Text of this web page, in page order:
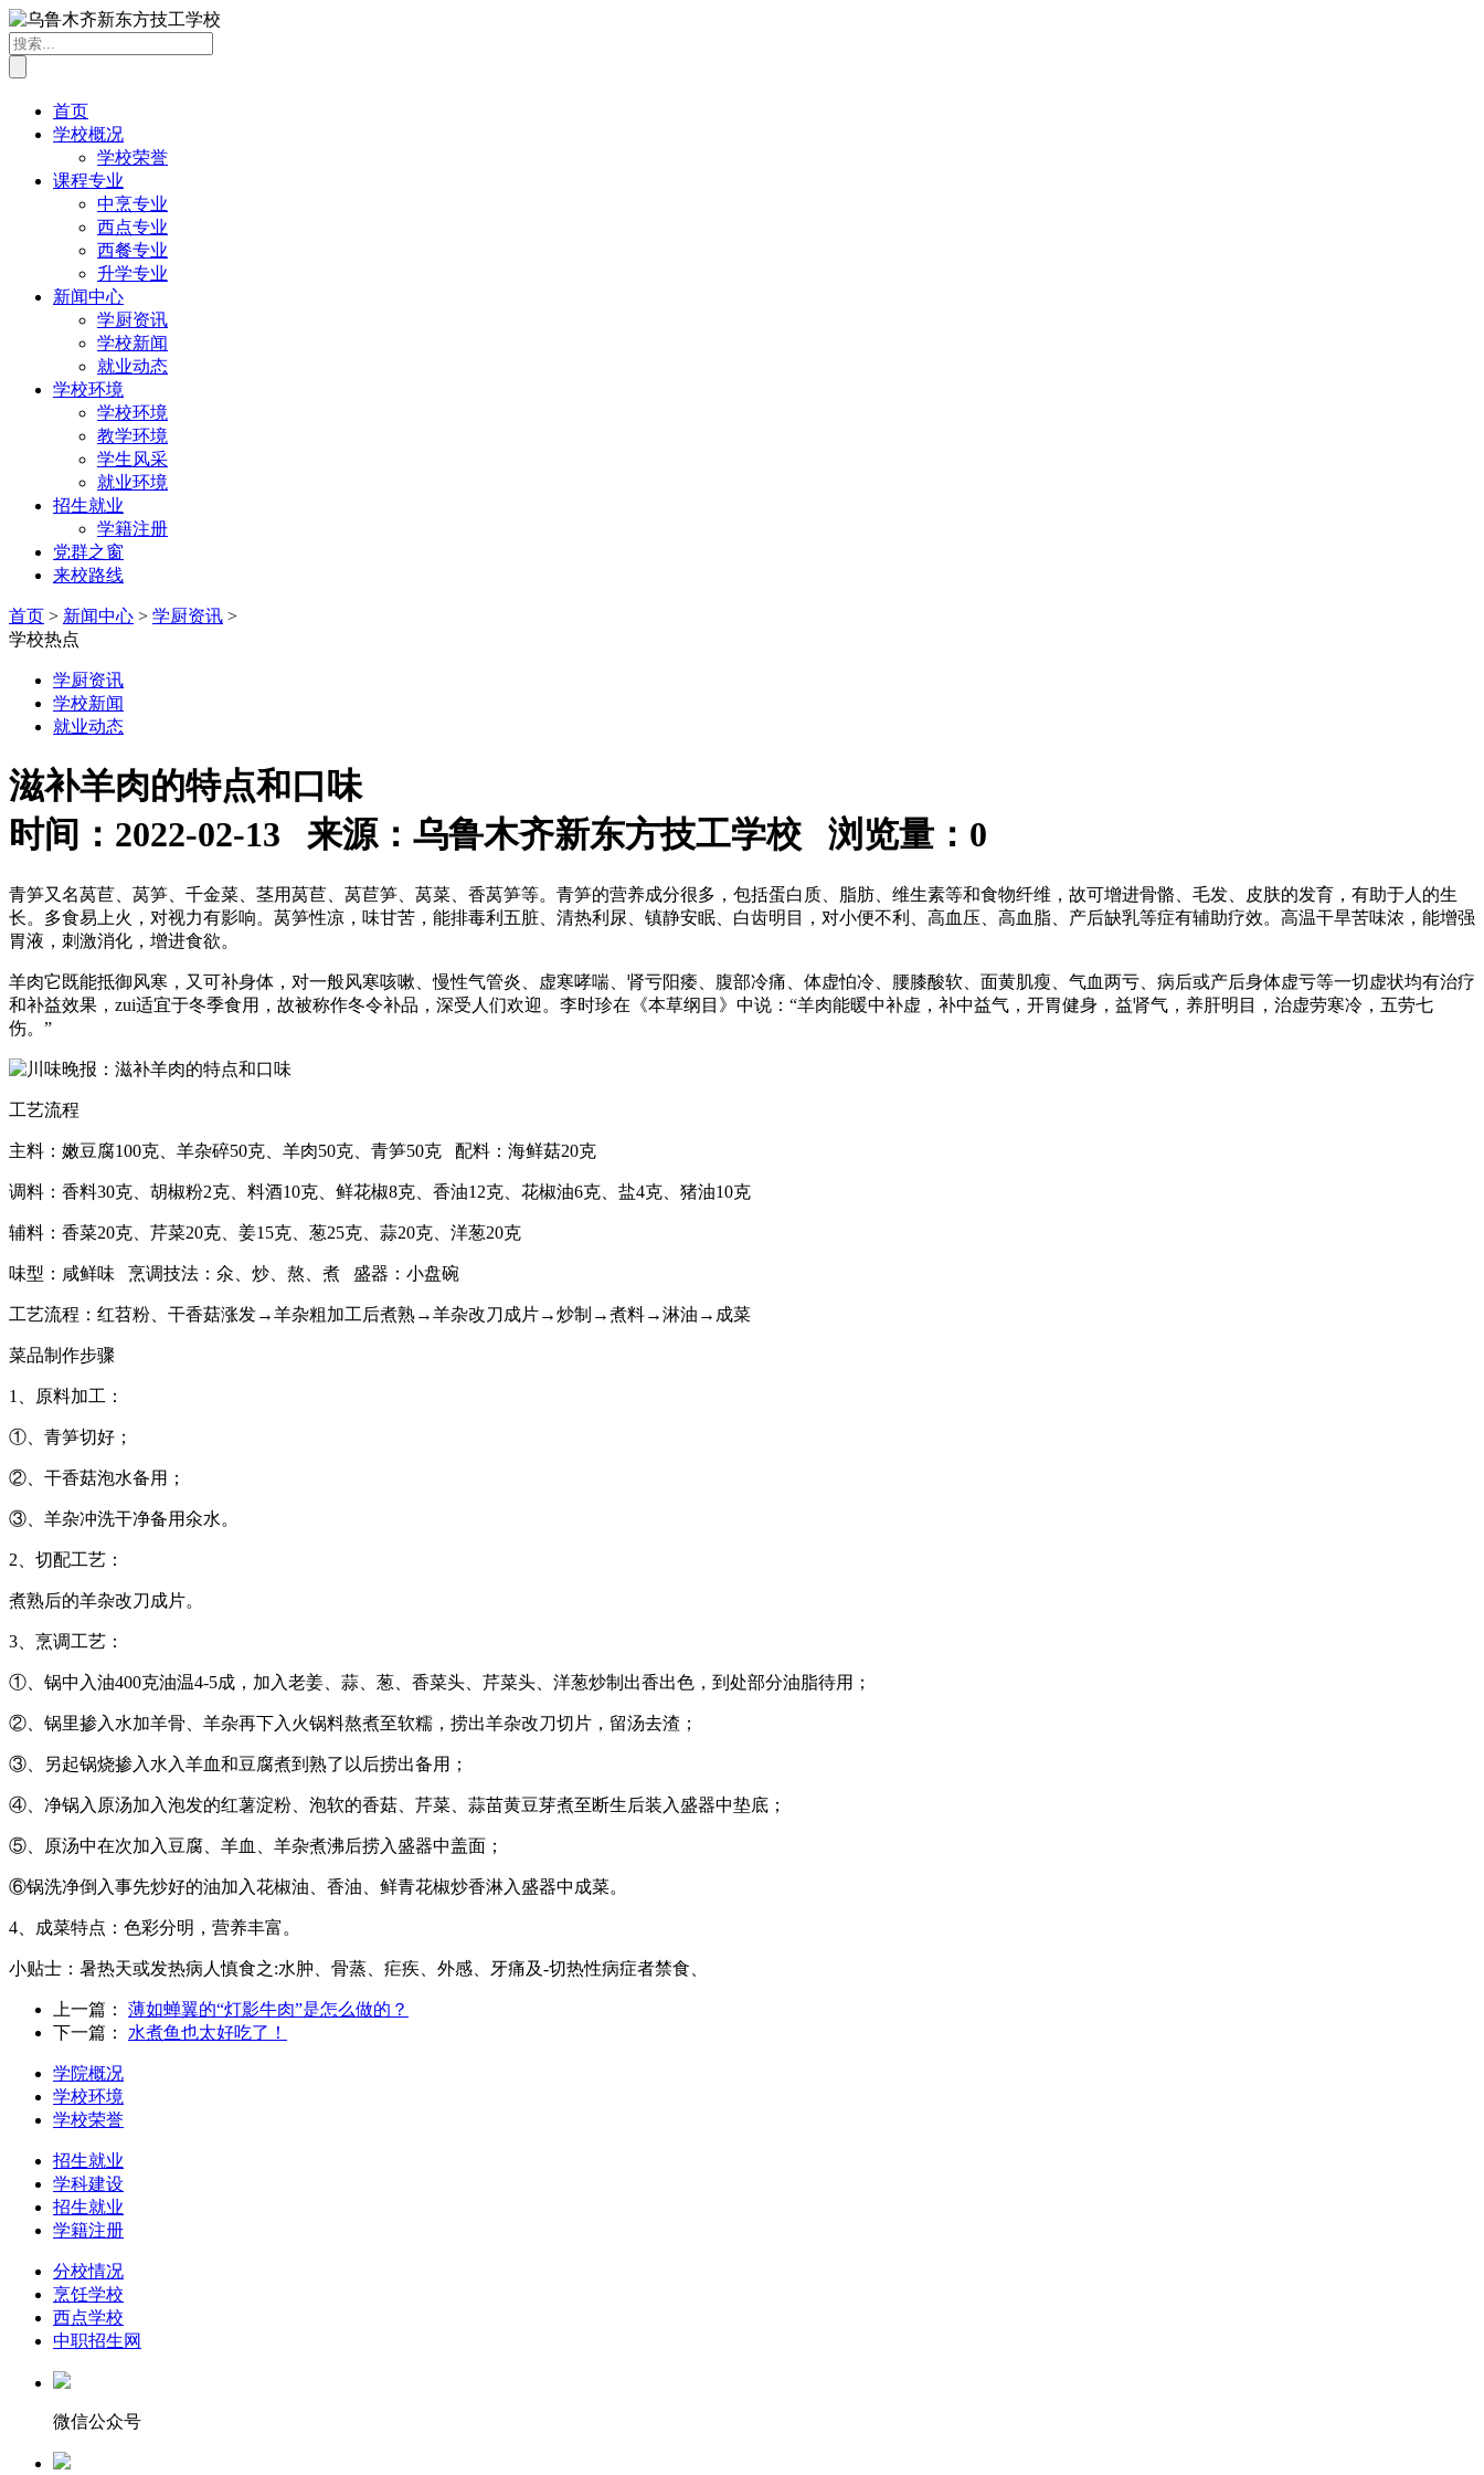
首页
学校概况
学校荣誉
课程专业
中烹专业
西点专业
西餐专业
升学专业
新闻中心
学厨资讯
学校新闻
就业动态
学校环境
学校环境
教学环境
学生风采
就业环境
招生就业
学籍注册
党群之窗
来校路线
首页 > 新闻中心 > 学厨资讯 >
学校热点
学厨资讯
学校新闻
就业动态
滋补羊肉的特点和口味
时间：2022-02-13 来源：乌鲁木齐新东方技工学校 浏览量： 0
青笋又名莴苣、莴笋、千金菜、茎用莴苣、莴苣笋、莴菜、香莴笋等。青笋的营养成分很多，包括蛋白质、脂肪、维生素等和食物纤维，故可增进骨骼、毛发、皮肤的发育，有助于人的生
长。多食易上火，对视力有影响。莴笋性凉，味甘苦，能排毒利五脏、清热利尿、镇静安眠、白齿明目，对小便不利、高血压、高血脂、产后缺乳等症有辅助疗效。高温干旱苦味浓，能增强
胃液，刺激消化，增进食欲。
羊肉它既能抵御风寒，又可补身体，对一般风寒咳嗽、慢性气管炎、虚寒哮喘、肾亏阳痿、腹部冷痛、体虚怕冷、腰膝酸软、面黄肌瘦、气血两亏、病后或产后身体虚亏等一切虚状均有治疗
和补益效果，zui适宜于冬季食用，故被称作冬令补品，深受人们欢迎。李时珍在《本草纲目》中说：“羊肉能暖中补虚，补中益气，开胃健身，益肾气，养肝明目，治虚劳寒冷，五劳七
伤。”
工艺流程
主料：嫩豆腐100克、羊杂碎50克、羊肉50克、青笋50克 配料：海鲜菇20克
调料：香料30克、胡椒粉2克、料酒10克、鲜花椒8克、香油12克、花椒油6克、盐4克、猪油10克
辅料：香菜20克、芹菜20克、姜15克、葱25克、蒜20克、洋葱20克
味型：咸鲜味 烹调技法：氽、炒、熬、煮 盛器：小盘碗
工艺流程：红苕粉、干香菇涨发→羊杂粗加工后煮熟→羊杂改刀成片→炒制→煮料→淋油→成菜
菜品制作步骤
1、原料加工：
①、青笋切好；
②、干香菇泡水备用；
③、羊杂冲洗干净备用氽水。
2、切配工艺：
煮熟后的羊杂改刀成片。
3、烹调工艺：
①、锅中入油400克油温4-5成，加入老姜、蒜、葱、香菜头、芹菜头、洋葱炒制出香出色，到处部分油脂待用；
②、锅里掺入水加羊骨、羊杂再下入火锅料熬煮至软糯，捞出羊杂改刀切片，留汤去渣；
③、另起锅烧掺入水入羊血和豆腐煮到熟了以后捞出备用；
④、净锅入原汤加入泡发的红薯淀粉、泡软的香菇、芹菜、蒜苗黄豆芽煮至断生后装入盛器中垫底；
⑤、原汤中在次加入豆腐、羊血、羊杂煮沸后捞入盛器中盖面；
⑥锅洗净倒入事先炒好的油加入花椒油、香油、鲜青花椒炒香淋入盛器中成菜。
4、成菜特点：色彩分明，营养丰富。
小贴士：暑热天或发热病人慎食之:水肿、骨蒸、疟疾、外感、牙痛及-切热性病症者禁食、
上一篇： 薄如蝉翼的“灯影牛肉”是怎么做的？
下一篇： 水煮鱼也太好吃了！
学院概况
学校环境
学校荣誉
招生就业
学科建设
招生就业
学籍注册
分校情况
烹饪学校
西点学校
中职招生网
微信公众号